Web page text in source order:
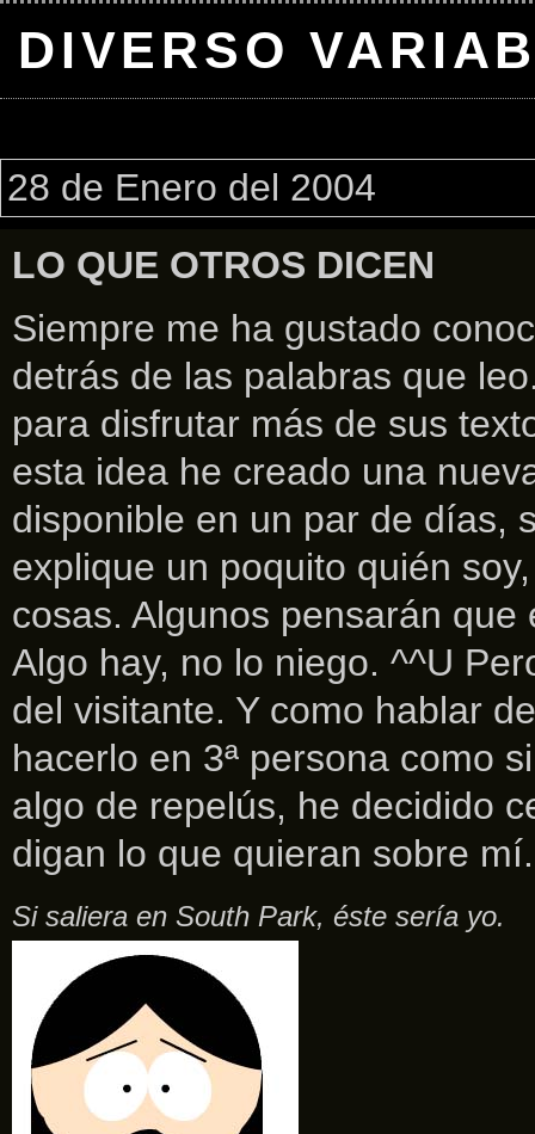
DIVERSO
28 de Enero del 2004
LO QUE OTROS DICEN
Siempre me ha gustado
detrás de las palabras que
para disfrutar más de sus
esta idea he creado una
disponible en un par de días,
explique un poquito quién
cosas. Algunos pensarán
Algo hay, no lo niego. ^^U
del visitante. Y como hablar
hacerlo en 3ª persona como
algo de repelús, he decidido
digan lo que quieran sobre
Si saliera en South Park, éste sería yo.